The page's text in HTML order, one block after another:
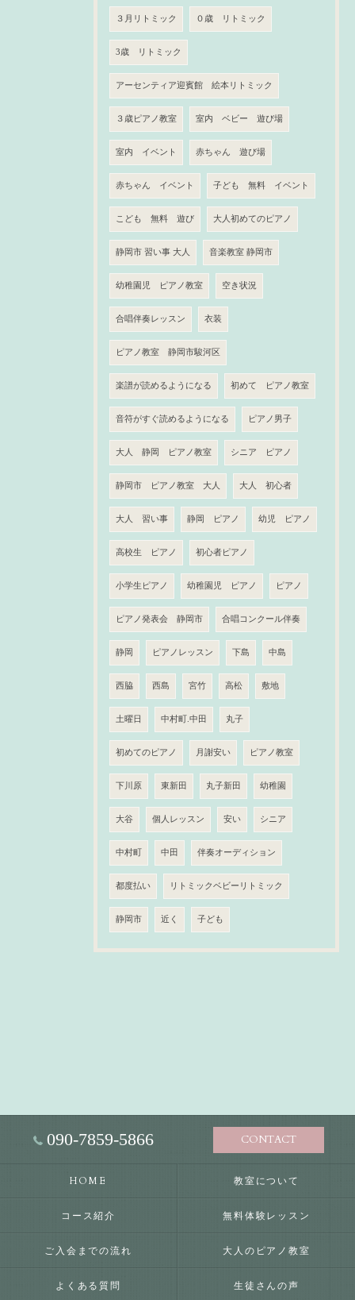
３月リトミック ０歳 リトミック
3歳 リトミック
アーセンティア迎賓館 絵本リトミック
３歳ピアノ教室 室内 ベビー 遊び場
室内 イベント 赤ちゃん 遊び場
赤ちゃん イベント 子ども 無料 イベント
こども 無料 遊び 大人初めてのピアノ
静岡市 習い事 大人 音楽教室 静岡市
幼稚園児 ピアノ教室 空き状況
合唱伴奏レッスン 衣装
ピアノ教室 静岡市駿河区
楽譜が読めるようになる 初めて ピアノ教室
音符がすぐ読めるようになる ピアノ男子
大人 静岡 ピアノ教室 シニア ピアノ
静岡市 ピアノ教室 大人 大人 初心者
大人 習い事 静岡 ピアノ 幼児 ピアノ
高校生 ピアノ 初心者ピアノ
小学生ピアノ 幼稚園児 ピアノ ピアノ
ピアノ発表会 静岡市 合唱コンクール伴奏
静岡 ピアノレッスン 下島 中島
西脇 西島 宮竹 高松 敷地
土曜日 中村町.中田 丸子
初めてのピアノ 月謝安い ピアノ教室
下川原 東新田 丸子新田 幼稚園
大谷 個人レッスン 安い シニア
中村町 中田 伴奏オーディション
都度払い リトミックベビーリトミック
静岡市 近く 子ども
090-7859-5866 CONTACT
HOME 教室について
コース紹介 無料体験レッスン
ご入会までの流れ 大人のピアノ教室
よくある質問 生徒さんの声